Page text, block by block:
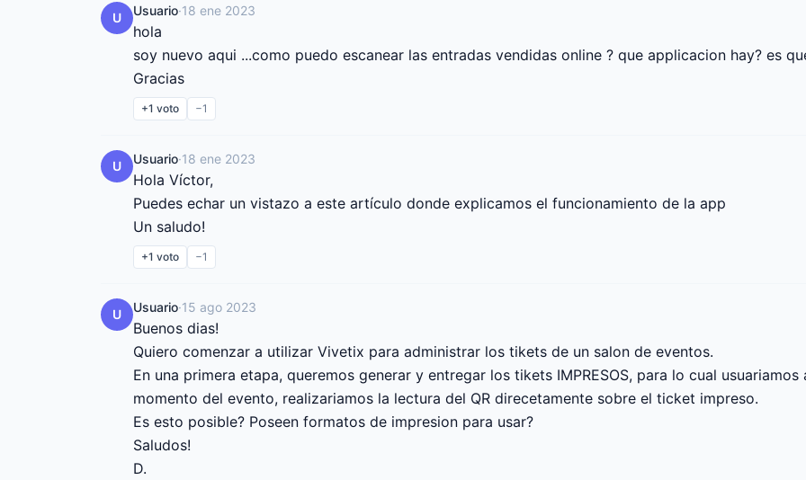
U Usuario·18 ene 2023
hola
soy nuevo aqui ...como puedo escanear las entradas vendidas online ? que applicacion hay? es
Gracias
+1 voto −1
U Usuario·18 ene 2023
Hola Víctor,
Puedes echar un vistazo a este artículo donde explicamos el funcionamiento de la app
Un saludo!
+1 voto −1
U Usuario·15 ago 2023
Buenos dias!
Quiero comenzar a utilizar Vivetix para administrar los tikets de un salon de eventos.
En una primera etapa, queremos generar y entregar los tikets IMPRESOS, para lo cual
momento del evento, realizariamos la lectura del QR direcetamente sobre el ticket impreso.
Es esto posible? Poseen formatos de impresion para usar?
Saludos!
D.